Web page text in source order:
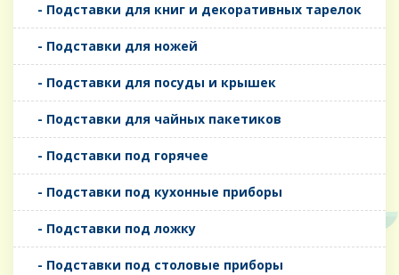
- Подставки для книг и декоративных тарелок
- Подставки для ножей
- Подставки для посуды и крышек
- Подставки для чайных пакетиков
- Подставки под горячее
- Подставки под кухонные приборы
- Подставки под ложку
- Подставки под столовые приборы